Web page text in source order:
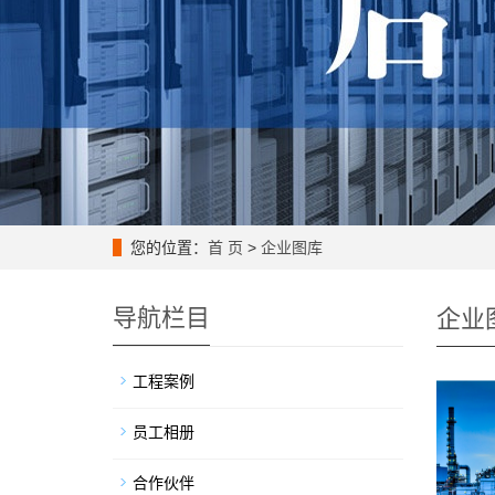
您的位置： 首 页 > 企业图库
企业
导航栏目
工程案例
员工相册
合作伙伴